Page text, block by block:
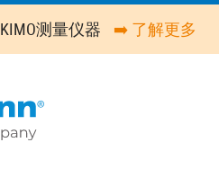
测量仪器 ➡️ 了解更多